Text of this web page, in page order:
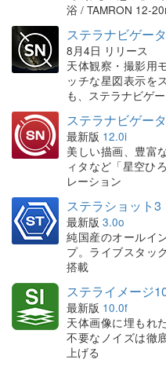
浴 / TAMRON 12-
ステラナビゲー
8月4日 リリース
天体観察・撮影用
ッチな星図表示を
も、ステラナビゲー
ステラナビゲー
最新版 12.0i
美しい描画、豊富
ィタなど「星空ひ
レーション
ステラショット3
最新版 3.0o
純国産のオールイ
プ。ライブスタッ
搭載
ステライメージ
最新版 10.0f
天体画像に埋もれ
不要なノイズは徹
上げる